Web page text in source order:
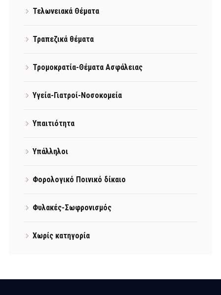
Τελωνειακά Θέματα
Τραπεζικά θέματα
Τρομοκρατία-Θέματα Ασφάλειας
Υγεία-Γιατροί-Νοσοκομεία
Υπαιτιότητα
Υπάλληλοι
Φορολογικό Ποινικό δίκαιο
Φυλακές-Σωφρονισμός
Χωρίς κατηγορία